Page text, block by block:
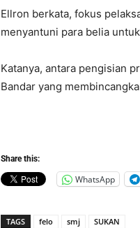
Ellron berkata, fokus
menyantuni para belia
Katanya, antara pengisian
Bandar yang
Share this:
WhatsApp
TAGS felo smj SUKAN